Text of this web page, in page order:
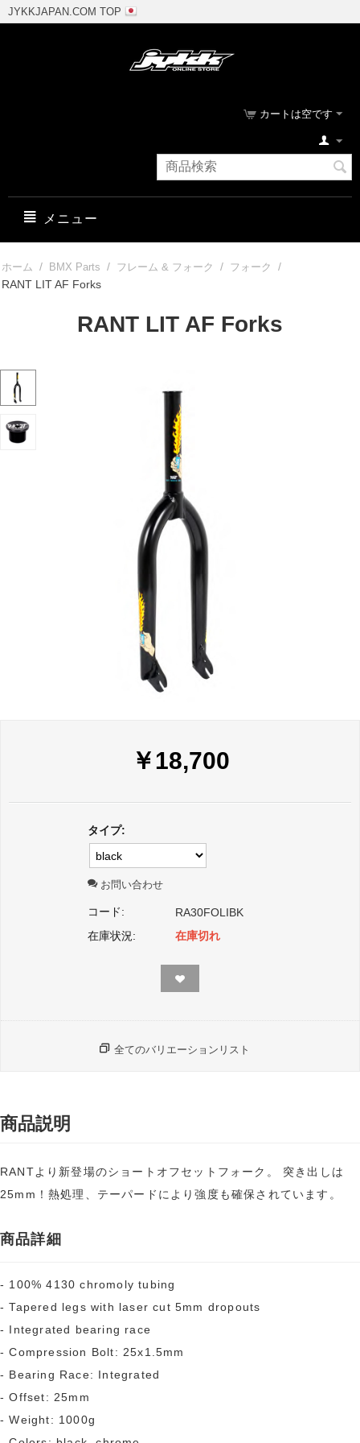
JYKKJAPAN.COM TOP
カートは空です
メニュー
ホーム / BMX Parts / フレーム & フォーク / フォーク
/
RANT LIT AF Forks
RANT LIT AF Forks
￥18,700
タイプ:
お問い合わせ
コード:
RA30FOLIBK
在庫状況:
在庫切れ
全てのバリエーションリスト
商品説明
RANTより新登場のショートオフセットフォーク。 突き出しは
25mm！熱処理、テーパードにより強度も確保されています。
商品詳細
- 100% 4130 chromoly tubing
- Tapered legs with laser cut 5mm dropouts
- Integrated bearing race
- Compression Bolt: 25x1.5mm
- Bearing Race: Integrated
- Offset: 25mm
- Weight: 1000g